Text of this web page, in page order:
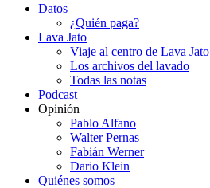
Datos
¿Quién paga?
Lava Jato
Viaje al centro de Lava Jato
Los archivos del lavado
Todas las notas
Podcast
Opinión
Pablo Alfano
Walter Pernas
Fabián Werner
Dario Klein
Quiénes somos